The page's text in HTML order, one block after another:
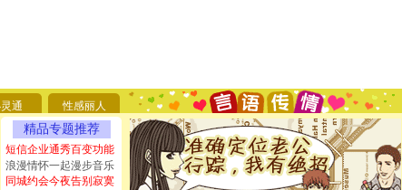
通 性感丽人
精品专题推荐
短信企业通秀百变功能
浪漫情怀一起漫步音乐
同城约会今夜告别寂寞
要平安！千万要知足！千万不要忘记我！
[圣诞节]不只这样的日子才会想起你,而是这样的日子才
能正大光明地骚扰你,告诉你,圣诞要快乐!新年要快乐!天
天都要快乐噢!
[圣诞节]奉上一颗祝福的心,在这个特别的日子里,愿幸福,
如意,快乐,鲜花,一切美好的祝愿与你同在.圣诞快乐!
[元旦]看到你我会触电；看不到你我要充电；没有你我会